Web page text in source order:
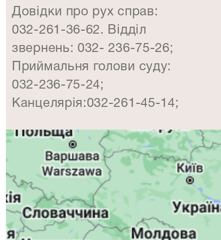
Довідки про рух справ:
032-261-36-62. Відділ
звернень: 032- 236-75-26;
Приймальня голови суду:
032-236-75-24;
Канцелярія:032-261-45-14;